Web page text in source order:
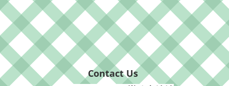
Contact Us